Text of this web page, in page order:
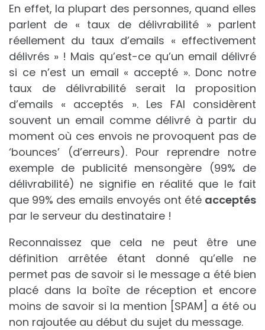
En effet, la plupart des personnes, quand elles
parlent de « taux de délivrabilité » parlent
réellement du taux d’emails « effectivement
délivrés » ! Mais qu’est-ce qu’un email délivré
si ce n’est un email « accepté ». Donc notre
taux de délivrabilité serait la proposition
d’emails « acceptés ». Les FAI considèrent
souvent un email comme délivré à partir du
moment où ces envois ne provoquent pas de
‘bounces’ (d’erreurs). Pour reprendre notre
exemple de publicité mensongère (99% de
délivrabilité) ne signifie en réalité que le fait
que 99% des emails envoyés ont été acceptés
par le serveur du destinataire !
Reconnaissez que cela ne peut être une
définition arrêtée étant donné qu’elle ne
permet pas de savoir si le message a été bien
placé dans la boîte de réception et encore
moins de savoir si la mention [SPAM] a été ou
non rajoutée au début du sujet du message.